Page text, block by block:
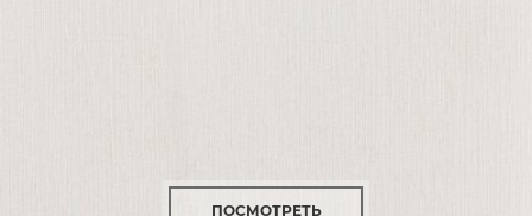
ПОСМОТРЕТЬ